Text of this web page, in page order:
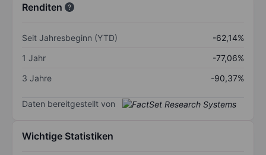
Renditen
Seit Jahresbeginn (YTD)
-62,14%
1 Jahr
-77,06%
3 Jahre
-90,37%
Daten bereitgestellt von
Wichtige Statistiken